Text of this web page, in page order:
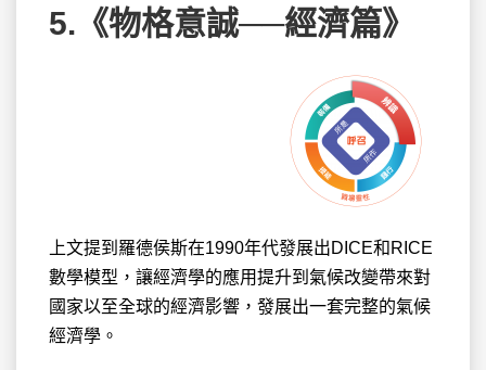
5.《物格意誠──經濟篇》
上文提到羅德侯斯在1990年代發展出DICE和RICE
數學模型，讓經濟學的應用提升到氣候改變帶來對
國家以至全球的經濟影響，發展出一套完整的氣候
經濟學。